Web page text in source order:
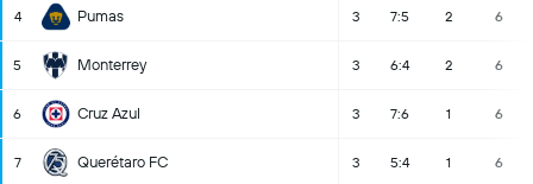
4 Pumas 3 7:5 2 6
5 Monterrey 3 6:4 2 6
6 Cruz Azul 3 7:6 1 6
7 Querétaro FC 3 5:4 1 6